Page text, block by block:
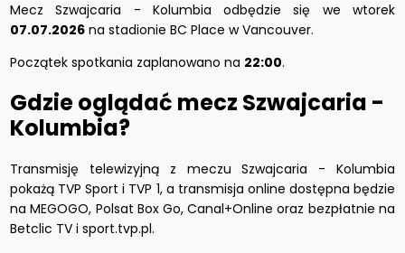
Mecz Szwajcaria - Kolumbia odbędzie się we wtorek
07.07.2026 na stadionie BC Place w Vancouver.
Początek spotkania zaplanowano na 22:00.
Gdzie oglądać mecz Szwajcaria -
Kolumbia?
Transmisję telewizyjną z meczu Szwajcaria - Kolumbia
pokażą TVP Sport i TVP 1, a transmisja online dostępna będzie
na MEGOGO, Polsat Box Go, Canal+Online oraz bezpłatnie na
Betclic TV i sport.tvp.pl.